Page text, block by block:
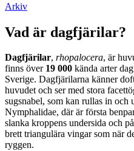
Arkiv
Vad är dagfjärilar?
Dagfjärilar, rhopalocera, är
finns över 19 000 kända arter
Sverige. Dagfjärilarna känner
huvudet och ser med stora
sugsnabel, som kan rullas in och
Nymphalidae, där är första
slanka kroppens undersida och
brett triangulära vingar som när
ryggen.